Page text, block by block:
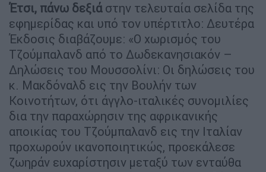
Έτσι, πάνω δεξιάστην τελευταία σελίδα της
εφημερίδας και υπό τον υπέρτιτλο: Δευτέρα
Έκδοσις διαβάζουμε: «Ο χωρισμός του
Τζούμπαλανδ από το Δωδεκανησιακόν –
Δηλώσεις του Μουσσολίνι: Οι δηλώσεις του
κ. Μακδόναλδ εις την Βουλήν των
Κοινοτήτων, ότι άγγλο-ιταλικές συνομιλίες
δια την παραχώρησιν της αφρικανικής
αποικίας του Τζούμπαλανδ εις την Ιταλίαν
προχωρούν ικανοποιητικώς, προεκάλεσε
ζωηράν ευχαρίστησιν μεταξύ των ενταύθα